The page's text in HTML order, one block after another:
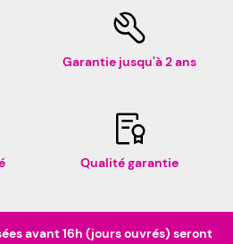
Garantie jusqu'à 2 ans
Qualité garantie
avant 16h (jours ouvrés) seront